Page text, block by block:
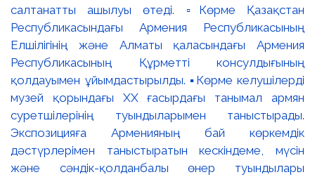
салтанатты ашылуы өтеді. ▫️Көрме Қазақстан
Республикасындағы Армения Республикасының
Елшілігінің және Алматы қаласындағы Армения
Республикасының Құрметті консулдығының
қолдауымен ұйымдастырылды. ▪️Көрме келушілерді
музей қорындағы ХХ ғасырдағы танымал армян
суретшілерінің туындыларымен таныстырады.
Экспозицияға Арменияның бай көркемдік
дәстүрлерімен таныстыратын кескіндеме, мүсін
және сәндік-қолданбалы өнер туындылары